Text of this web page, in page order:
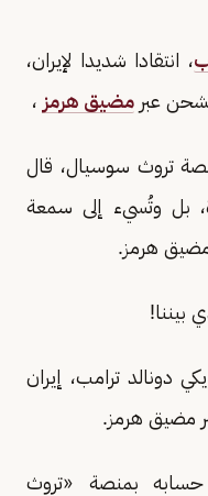
، انتقادا شديدا لإيران،
عبر مضيق هرمز ،
تروث سوسيال، قال
بل وتُسيء إلى سمعة
مضيق هرمز.
بيننا!
دونالد ترامب، إيران
مضيق هرمز.
حسابه بمنصة «تروث